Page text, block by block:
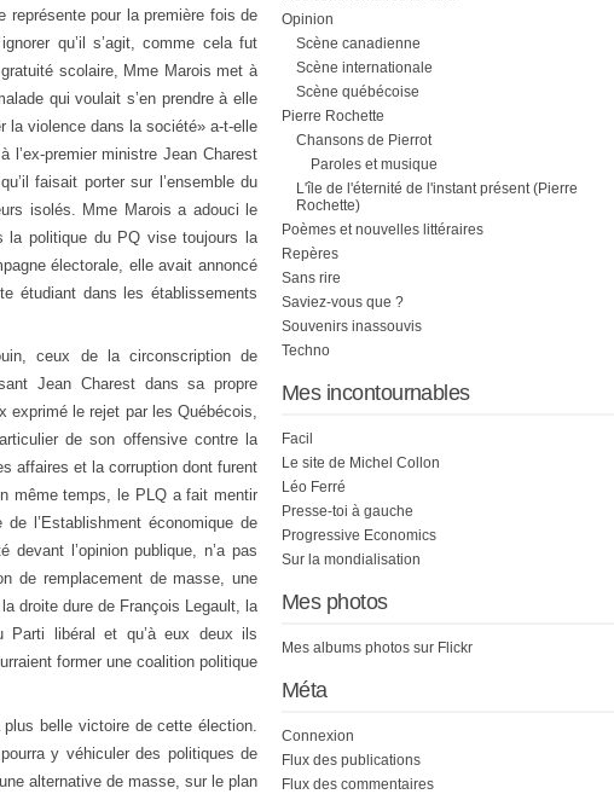
représente pour la première fois de
qu’il s’agit, comme cela fut
scolaire, Mme Marois met à
qui voulait s’en prendre à elle
la violence dans la société» a-t-elle
l’ex-premier ministre Jean Charest
faisait porter sur l’ensemble du
isolés. Mme Marois a adouci le
la politique du PQ vise toujours la
électorale, elle avait annoncé
étudiant dans les établissements
ceux de la circonscription de
Jean Charest dans sa propre
exprimé le rejet par les Québécois,
de son offensive contre la
affaires et la corruption dont furent
même temps, le PLQ a fait mentir
l’Establishment économique de
l’opinion publique, n’a pas
de remplacement de masse, une
droite dure de François Legault, la
Parti libéral et qu’à eux deux ils
former une coalition politique
belle victoire de cette élection.
y véhiculer des politiques de
alternative de masse, sur le plan
Opinion
Scène canadienne
Scène internationale
Scène québécoise
Pierre Rochette
Chansons de Pierrot
Paroles et musique
L'île de l'éternité de l'instant présent (Pierre
Rochette)
Poèmes et nouvelles littéraires
Repères
Sans rire
Saviez-vous que ?
Souvenirs inassouvis
Techno
Mes incontournables
Facil
Le site de Michel Collon
Léo Ferré
Presse-toi à gauche
Progressive Economics
Sur la mondialisation
Mes photos
Mes albums photos sur Flickr
Méta
Connexion
Flux des publications
Flux des commentaires